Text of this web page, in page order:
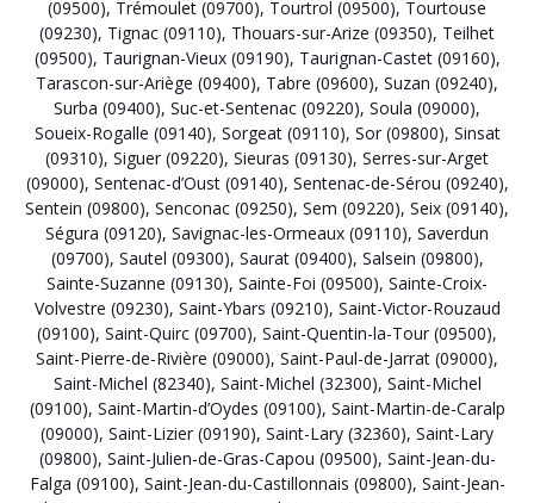
(09500), Trémoulet (09700), Tourtrol (09500), Tourtouse
(09230), Tignac (09110), Thouars-sur-Arize (09350), Teilhet
(09500), Taurignan-Vieux (09190), Taurignan-Castet (09160),
Tarascon-sur-Ariège (09400), Tabre (09600), Suzan (09240),
Surba (09400), Suc-et-Sentenac (09220), Soula (09000),
Soueix-Rogalle (09140), Sorgeat (09110), Sor (09800), Sinsat
(09310), Siguer (09220), Sieuras (09130), Serres-sur-Arget
(09000), Sentenac-d’Oust (09140), Sentenac-de-Sérou (09240),
Sentein (09800), Senconac (09250), Sem (09220), Seix (09140),
Ségura (09120), Savignac-les-Ormeaux (09110), Saverdun
(09700), Sautel (09300), Saurat (09400), Salsein (09800),
Sainte-Suzanne (09130), Sainte-Foi (09500), Sainte-Croix-
Volvestre (09230), Saint-Ybars (09210), Saint-Victor-Rouzaud
(09100), Saint-Quirc (09700), Saint-Quentin-la-Tour (09500),
Saint-Pierre-de-Rivière (09000), Saint-Paul-de-Jarrat (09000),
Saint-Michel (82340), Saint-Michel (32300), Saint-Michel
(09100), Saint-Martin-d’Oydes (09100), Saint-Martin-de-Caralp
(09000), Saint-Lizier (09190), Saint-Lary (32360), Saint-Lary
(09800), Saint-Julien-de-Gras-Capou (09500), Saint-Jean-du-
Falga (09100), Saint-Jean-du-Castillonnais (09800), Saint-Jean-